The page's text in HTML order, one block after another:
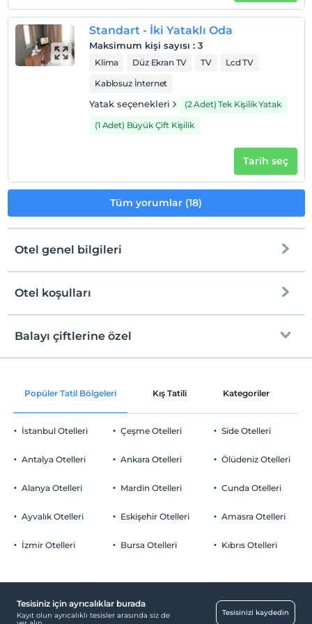
Check/in
En erken saat 12:00 ve sonrası
Check/out
En geç saat 12:00 ve öncesi
2 yaşına kadar olan bebekler ücretsizdir.
Her bir oda için 6 yaşına kadar 1 çocuk ücretsizdir
Standart - İki Yataklı Oda
Maksimum kişi sayısı : 3
Klima Düz Ekran TV TV
Lcd TV
Kablosuz İnternet
Yatak seçenekleri
(2 Adet) Tek Kişilik Yatak
(1 Adet) Büyük Çift Kişilik
Tarih seç
Tüm yorumlar (18)
Otel genel bilgileri
Ücretsiz Wi-fi
Otopark (Tesis bünyesinde)
Günlük temizlik hizmeti
Odalar
Otel koşulları
Check/in
En erken saat 12:00 ve sonrası
Check/out
Evcil Hayvan
Sigara
Çocuklar
Her bir oda için 6 yaşına kadar 1 çocuk ücretsizdir
Balayı çiftlerine özel
A la carte restoranlarda öncelikli
rezervasyon
Çerez ikramı
Popüler Tatil Bölgeleri Kış Tatili Kategoriler
İstanbul Otelleri
Antalya Otelleri
Alanya Otelleri
Ayvalık Otelleri
İzmir Otelleri
Çeşme Otelleri
Ankara Otelleri
Mardin Otelleri
Eskişehir Otelleri
Bursa Otelleri
Side Otelleri
Ölüdeniz Otelleri
Cunda Otelleri
Amasra Otelleri
Kıbrıs Otelleri
Tesisiniz için ayrıcalıklar burada
Kayıt olun ayrıcalıklı tesisler arasında siz de
Tesisinizi kaydedin